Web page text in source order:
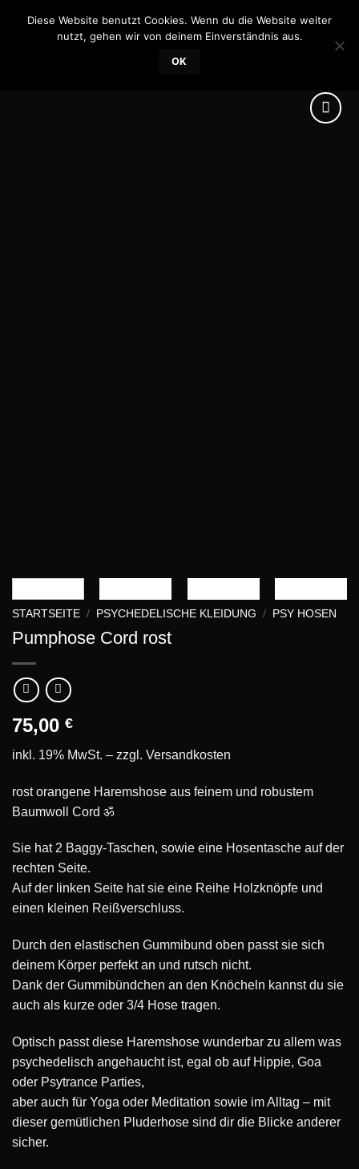
STARTSEITE / PSYCHEDELISCHE KLEIDUNG / PSY HOSEN
Pumphose Cord rost
75,00 €
inkl. 19% MwSt. – zzgl. Versandkosten
rost orangene Haremshose aus feinem und robustem
Baumwoll Cord ॐ
Sie hat 2 Baggy-Taschen, sowie eine Hosentasche auf der
rechten Seite.
Auf der linken Seite hat sie eine Reihe Holzknöpfe und
einen kleinen Reißverschluss.
Durch den elastischen Gummibund oben passt sie sich
deinem Körper perfekt an und rutsch nicht.
Dank der Gummibündchen an den Knöcheln kannst du sie
auch als kurze oder 3/4 Hose tragen.
Optisch passt diese Haremshose wunderbar zu allem was
psychedelisch angehaucht ist, egal ob auf Hippie, Goa
oder Psytrance Parties,
aber auch für Yoga oder Meditation sowie im Alltag – mit
dieser gemütlichen Pluderhose sind dir die Blicke anderer
sicher.
Diese Website benutzt Cookies. Wenn du die Website weiter
nutzt, gehen wir von deinem Einverständnis aus.
OK